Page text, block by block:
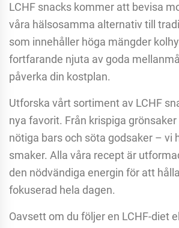
LCHF snacks kommer att bevisa
våra hälsosamma alternativ till
som innehåller höga mängder
fortfarande njuta av goda
påverka din kostplan.
Utforska vårt sortiment av LCHF
nya favorit. Från krispiga grönsaker
nötiga bars och söta godsaker – vi
smaker. Alla våra recept är
den nödvändiga energin för att
fokuserad hela dagen.
Oavsett om du följer en LCHF-diet